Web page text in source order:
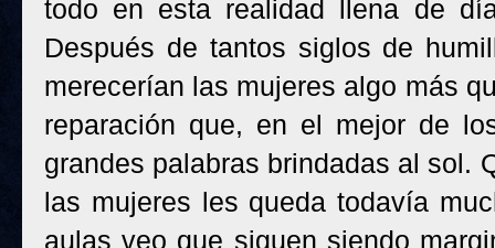
todo en esta realidad llena de
Después de tantos siglos de
merecerían las mujeres algo más
reparación que, en el mejor de
grandes palabras brindadas al sol.
las mujeres les queda todavía
aulas veo que siguen siendo